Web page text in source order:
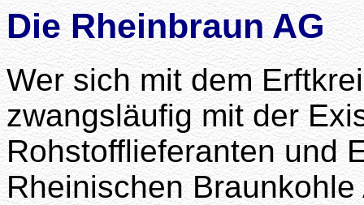
Die Rheinbraun AG
Wer sich mit dem
zwangsläufig mit der
Rohstofflieferanten und
Rheinischen